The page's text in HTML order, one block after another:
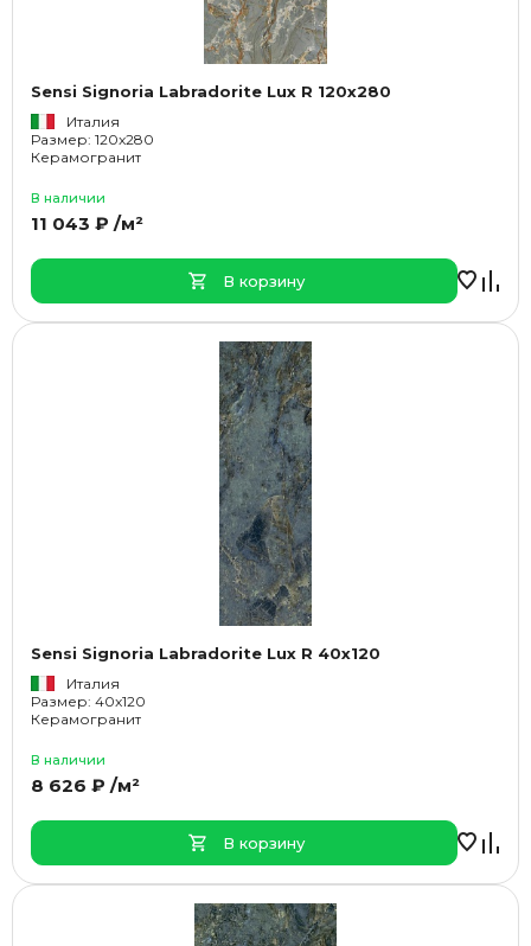
Sensi Signoria Labradorite Lux R 120x280
Италия
Размер: 120x280
Керамогранит
В наличии
11 043 ₽ /м²
В корзину
Sensi Signoria Labradorite Lux R 40x120
Италия
Размер: 40x120
Керамогранит
В наличии
8 626 ₽ /м²
В корзину